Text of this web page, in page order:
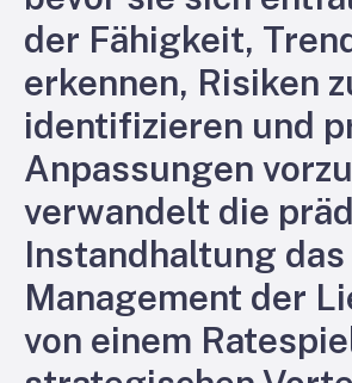
der Fähigkeit,
erkennen, Risiken
identifizieren und
Anpassungen
verwandelt die
Instandhaltung das
Management der
von einem